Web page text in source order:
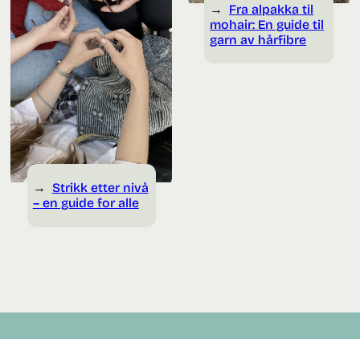
Strikk etter nivå
– en guide for alle
Fra alpakka til
mohair: En guide til
garn av hårfibre